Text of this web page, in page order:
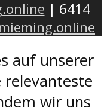
| 6414
auf unserer
relevanteste
wir uns